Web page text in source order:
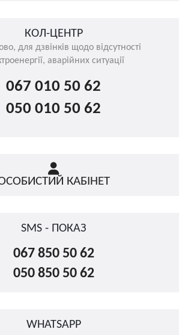
КОЛ-ЦЕНТР
для дзвінків щодо відсутності
аварійних ситуації
067 010 50 62
050 010 50 62
КАБІНЕТ
SMS - ПОКАЗ
067 850 50 62
050 850 50 62
WHATSAPP